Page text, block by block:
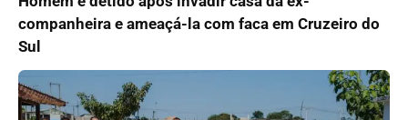
companheira e ameaçá-la com faca em Cruzeiro do
Sul